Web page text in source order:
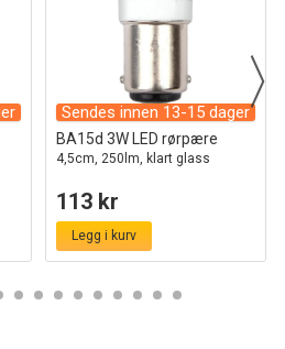
Sendes innen 13-15 dager
BA15d 3W LED rørpære
4,5cm, 250lm, klart glass
113 kr
Legg i kurv